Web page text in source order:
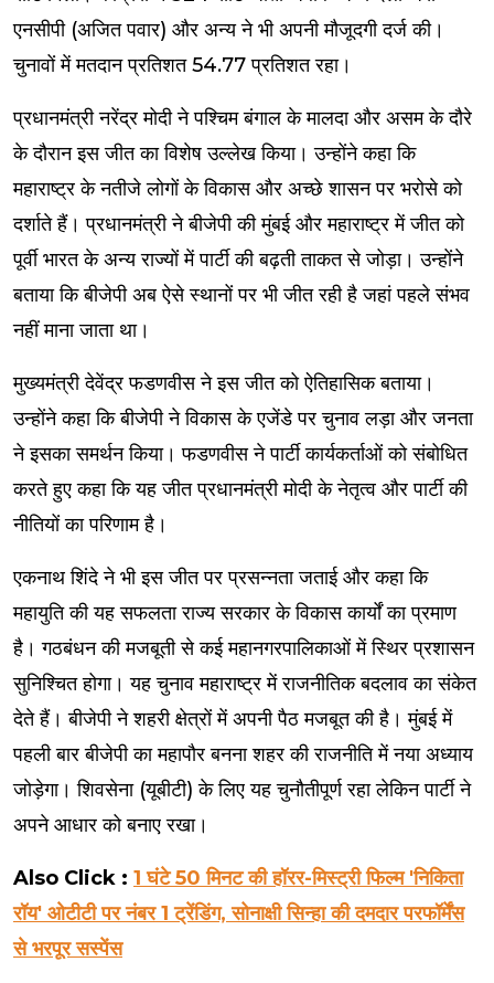
एनसीपी (अजित पवार) और अन्य ने भी अपनी मौजूदगी दर्ज की।
चुनावों में मतदान प्रतिशत 54.77 प्रतिशत रहा।
प्रधानमंत्री नरेंद्र मोदी ने पश्चिम बंगाल के मालदा और असम के दौरे
के दौरान इस जीत का विशेष उल्लेख किया। उन्होंने कहा कि
महाराष्ट्र के नतीजे लोगों के विकास और अच्छे शासन पर भरोसे को
दर्शाते हैं। प्रधानमंत्री ने बीजेपी की मुंबई और महाराष्ट्र में जीत को
पूर्वी भारत के अन्य राज्यों में पार्टी की बढ़ती ताकत से जोड़ा। उन्होंने
बताया कि बीजेपी अब ऐसे स्थानों पर भी जीत रही है जहां पहले संभव
नहीं माना जाता था।
मुख्यमंत्री देवेंद्र फडणवीस ने इस जीत को ऐतिहासिक बताया।
उन्होंने कहा कि बीजेपी ने विकास के एजेंडे पर चुनाव लड़ा और जनता
ने इसका समर्थन किया। फडणवीस ने पार्टी कार्यकर्ताओं को संबोधित
करते हुए कहा कि यह जीत प्रधानमंत्री मोदी के नेतृत्व और पार्टी की
नीतियों का परिणाम है।
एकनाथ शिंदे ने भी इस जीत पर प्रसन्नता जताई और कहा कि
महायुति की यह सफलता राज्य सरकार के विकास कार्यों का प्रमाण
है। गठबंधन की मजबूती से कई महानगरपालिकाओं में स्थिर प्रशासन
सुनिश्चित होगा। यह चुनाव महाराष्ट्र में राजनीतिक बदलाव का संकेत
देते हैं। बीजेपी ने शहरी क्षेत्रों में अपनी पैठ मजबूत की है। मुंबई में
पहली बार बीजेपी का महापौर बनना शहर की राजनीति में नया अध्याय
जोड़ेगा। शिवसेना (यूबीटी) के लिए यह चुनौतीपूर्ण रहा लेकिन पार्टी ने
अपने आधार को बनाए रखा।
Also Click : 1 घंटे 50 मिनट की हॉरर-मिस्ट्री फिल्म 'निकिता
रॉय' ओटीटी पर नंबर 1 ट्रेंडिंग, सोनाक्षी सिन्हा की दमदार परफॉर्मेंस
से भरपूर सस्पेंस